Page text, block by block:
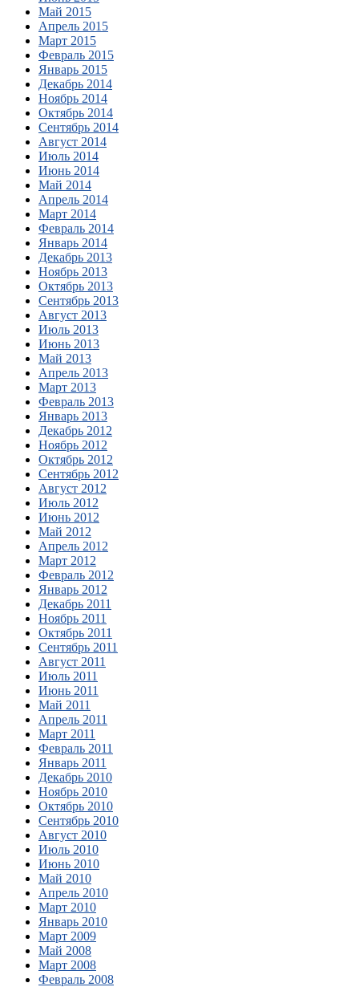
Май 2015
Апрель 2015
Март 2015
Февраль 2015
Январь 2015
Декабрь 2014
Ноябрь 2014
Октябрь 2014
Сентябрь 2014
Август 2014
Июль 2014
Июнь 2014
Май 2014
Апрель 2014
Март 2014
Февраль 2014
Январь 2014
Декабрь 2013
Ноябрь 2013
Октябрь 2013
Сентябрь 2013
Август 2013
Июль 2013
Июнь 2013
Май 2013
Апрель 2013
Март 2013
Февраль 2013
Январь 2013
Декабрь 2012
Ноябрь 2012
Октябрь 2012
Сентябрь 2012
Август 2012
Июль 2012
Июнь 2012
Май 2012
Апрель 2012
Март 2012
Февраль 2012
Январь 2012
Декабрь 2011
Ноябрь 2011
Октябрь 2011
Сентябрь 2011
Август 2011
Июль 2011
Июнь 2011
Май 2011
Апрель 2011
Март 2011
Февраль 2011
Январь 2011
Декабрь 2010
Ноябрь 2010
Октябрь 2010
Сентябрь 2010
Август 2010
Июль 2010
Июнь 2010
Май 2010
Апрель 2010
Март 2010
Январь 2010
Март 2009
Май 2008
Март 2008
Февраль 2008